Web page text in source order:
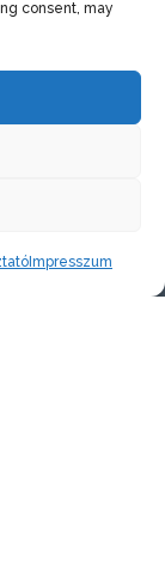
consent, may
Impresszum